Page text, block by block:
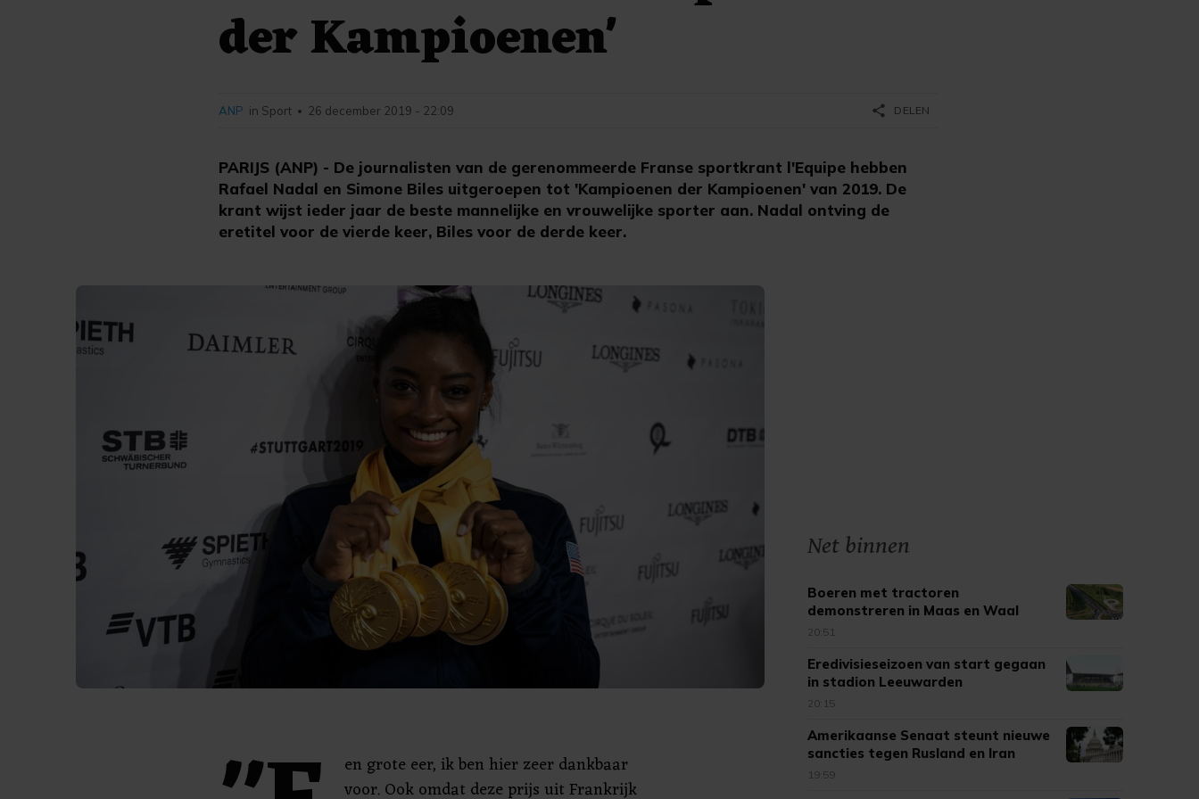
der Kampioenen'
PARIJS (ANP) - De journalisten van de gerenommeerde Franse sportkrant l'Equipe hebben
Rafael Nadal en Simone Biles uitgeroepen tot 'Kampioenen der Kampioenen' van 2019. De
krant wijst ieder jaar de beste mannelijke en vrouwelijke sporter aan. Nadal ontving de
eretitel voor de vierde keer, Biles voor de derde keer.
ANP in Sport • 26 december 2019 - 22:09 share DELEN
en grote eer, ik ben hier zeer dankbaar
voor. Ook omdat deze prijs uit Frankrijk
Net binnen
Boeren met tractoren
demonstreren in Maas en Waal
20:51
Eredivisieseizoen van start gegaan
in stadion Leeuwarden
20:15
Amerikaanse Senaat steunt nieuwe
sancties tegen Rusland en Iran
19:59